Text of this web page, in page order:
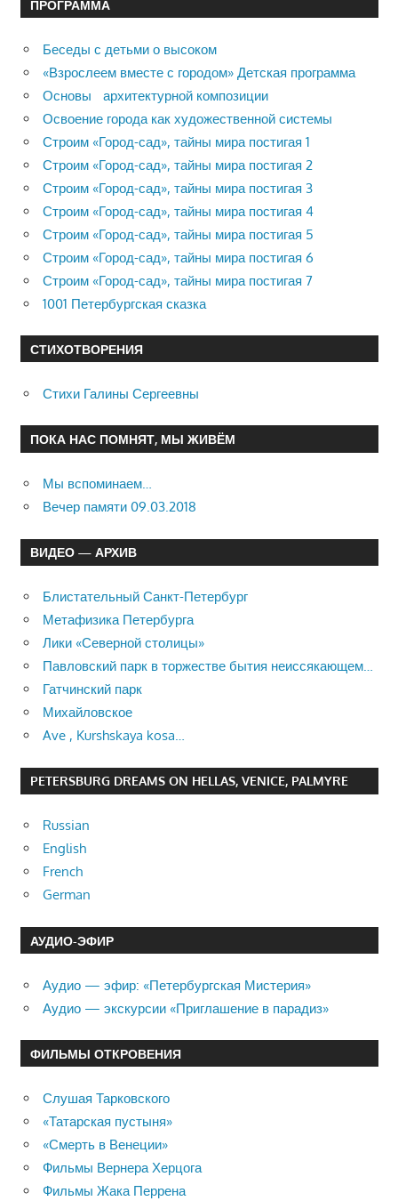
ПРОГРАММА
Беседы с детьми о высоком
«Взрослеем вместе с городом» Детская программа
Основы архитектурной композиции
Освоение города как художественной системы
Строим «Город-сад», тайны мира постигая 1
Строим «Город-сад», тайны мира постигая 2
Строим «Город-сад», тайны мира постигая 3
Строим «Город-сад», тайны мира постигая 4
Строим «Город-сад», тайны мира постигая 5
Строим «Город-сад», тайны мира постигая 6
Строим «Город-сад», тайны мира постигая 7
1001 Петербургская сказка
СТИХОТВОРЕНИЯ
Стихи Галины Сергеевны
ПОКА НАС ПОМНЯТ, МЫ ЖИВЁМ
Мы вспоминаем…
Вечер памяти 09.03.2018
ВИДЕО — АРХИВ
Блистательный Санкт-Петербург
Метафизика Петербурга
Лики «Северной столицы»
Павловский парк в торжестве бытия неиссякающем…
Гатчинский парк
Михайловское
Ave , Kurshskaya kosa…
PETERSBURG DREAMS ON HELLAS, VENICE, PALMYRE
Russian
English
French
German
АУДИО-ЭФИР
Аудио — эфир: «Петербургская Мистерия»
Аудио — экскурсии «Приглашение в парадиз»
ФИЛЬМЫ ОТКРОВЕНИЯ
Слушая Тарковского
«Татарская пустыня»
«Смерть в Венеции»
Фильмы Вернера Херцога
Фильмы Жака Перрена